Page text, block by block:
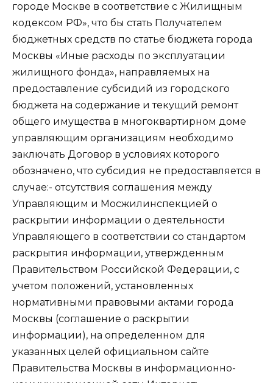
городе Москве в соответствие с Жилищным
кодексом РФ», что бы стать Получателем
бюджетных средств по статье бюджета города
Москвы «Иные расходы по эксплуатации
жилищного фонда», направляемых на
предоставление субсидий из городского
бюджета на содержание и текущий ремонт
общего имущества в многоквартирном доме
управляющим организациям необходимо
заключать Договор в условиях которого
обозначено, что субсидия не предоставляется в
случае:- отсутствия соглашения между
Управляющим и Мосжилинспекцией о
раскрытии информации о деятельности
Управляющего в соответствии со стандартом
раскрытия информации, утвержденным
Правительством Российской Федерации, с
учетом положений, установленных
нормативными правовыми актами города
Москвы (соглашение о раскрытии
информации), на определенном для
указанных целей официальном сайте
Правительства Москвы в информационно-